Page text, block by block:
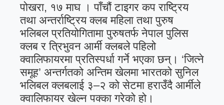
पोखरा, १७ माघ । पाँचौं टाइगर कप राष्ट्रिय
तथा अन्तर्राष्ट्रिय क्लब महिला तथा पुरुष
भलिबल प्रतियोगितामा पुरुषतर्फ नेपाल पुलिस
क्लब र त्रिभुवन आर्मी क्लबले पहिलो
क्वालिफायरमा प्रतिस्पर्धा गर्ने भएका छन्। ‘जित्ने
समूह’ अन्तर्गतको अन्तिम खेलमा भारतको सुनिल
भलिबल क्लबलाई ३–२ को सेटमा हराउँदै आर्मीले
क्वालिफायर खेल्न पक्का गरेको हो।